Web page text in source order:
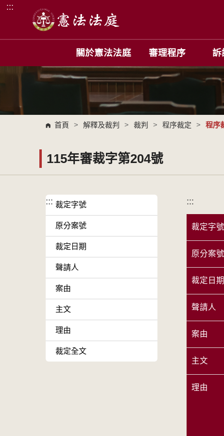
跳到主要內容區塊
:::
關於憲法法庭 審理程序 訴
首頁 > 解釋及裁判 > 裁判 > 程序裁定 > 程序
115年審裁字第204號
::: 裁定字號
原分案號
裁定日期
聲請人
案由
主文
理由
裁定全文
:::
裁定字號
原分案號
裁定日期
聲請人
案由
主文
理由